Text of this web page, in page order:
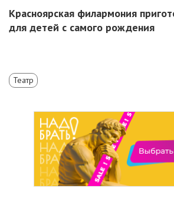
Красноярская филармония
для детей с самого рождения
Театр